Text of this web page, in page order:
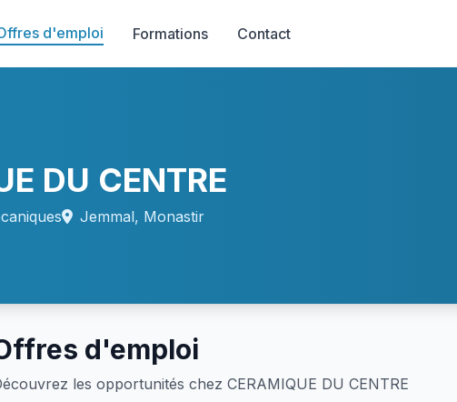
d'emploi Formations Contact
DU CENTRE
Jemmal, Monastir
d'emploi
les opportunités chez CERAMIQUE DU CENTRE